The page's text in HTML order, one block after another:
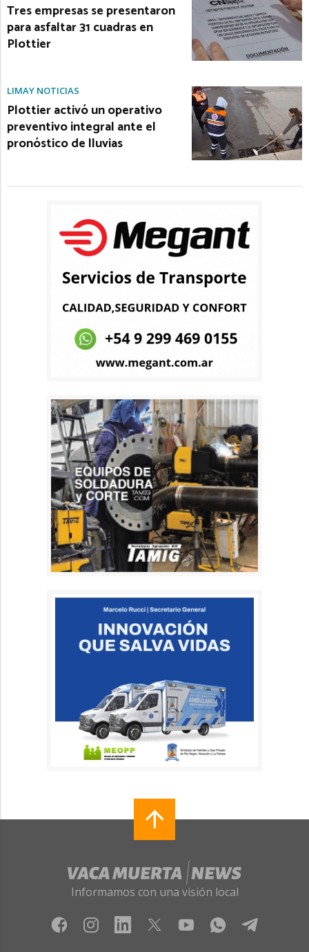
Tres empresas se presentaron
para asfaltar 31 cuadras en
Plottier
LIMAY NOTICIAS
Plottier activó un operativo
preventivo integral ante el
pronóstico de lluvias
Informamos con una visión local